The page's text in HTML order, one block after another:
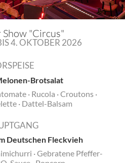
Saal
Leander im GOP
Show "Circus"
4. OKTOBER 2026
Brotsalat
· Rucola · Croutons ·
· Dattel-Balsam
Deutschen Fleckvieh
· Gebratene Pfeffer-